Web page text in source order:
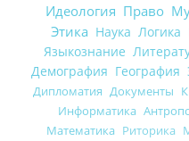
Идеология Право
Этика Наука Логика
Языкознание
Демография География
Дипломатия Документы
Информатика
Математика Риторика